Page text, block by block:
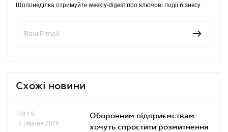
Щопонеділка отримуйте weekly-digest про ключові події бізнесу
Схожі новини
09.15
7 серпня 2026
Оборонним підприємствам
хочуть спростити розмитнення